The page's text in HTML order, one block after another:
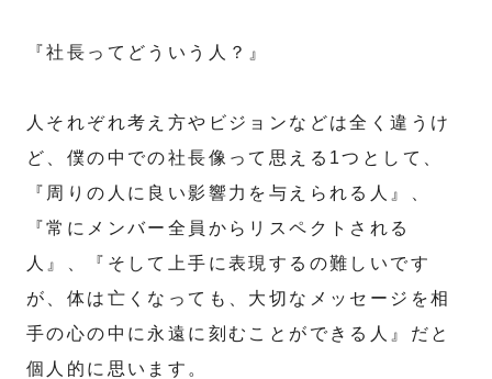
『社長ってどういう人？』
人それぞれ考え方やビジョンなどは全く違うけ
ど、僕の中での社長像って思える1つとして、
『周りの人に良い影響力を与えられる人』、
『常にメンバー全員からリスペクトされる
人』、『そして上手に表現するの難しいです
が、体は亡くなっても、大切なメッセージを相
手の心の中に永遠に刻むことができる人』だと
個人的に思います。